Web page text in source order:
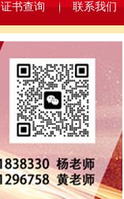
证书查询 联系我们